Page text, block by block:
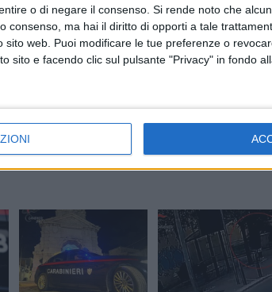
o di negare il consenso. Si rende noto che
consenso, ma hai il diritto di opporti a tale
sito web. Puoi modificare le tue preferenze o
sito e facendo clic sul pulsante "Privacy" in fondo